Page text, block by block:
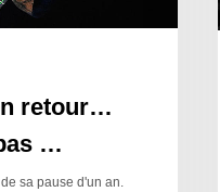
retour…
…
sa pause d'un an.